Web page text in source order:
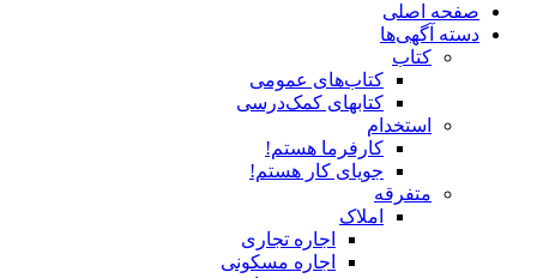
صفحه اصلی
دسته آگهی‌ها
کتاب
کتاب‌های عمومی
کتابهای کمک‌درسی
استخدام
کارفرما هستم!
جویای کار هستم!
متفرقه
املاک
اجاره تجاری
اجاره مسکونی